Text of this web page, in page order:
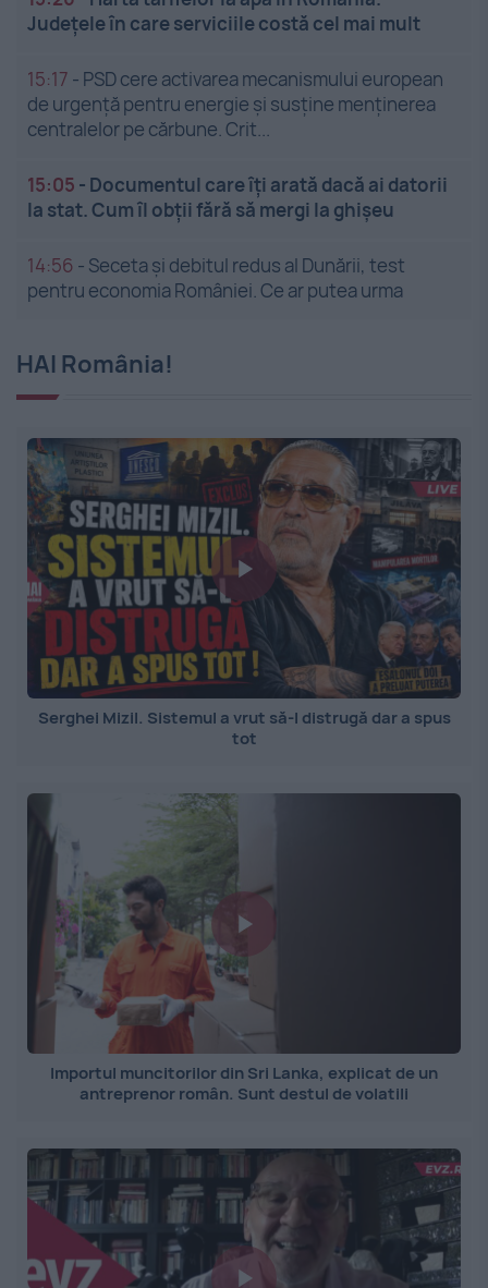
Județele în care serviciile costă cel mai mult
15:17 - PSD cere activarea mecanismului european
de urgență pentru energie și susține menținerea
centralelor pe cărbune. Crit...
15:05 - Documentul care îți arată dacă ai datorii
la stat. Cum îl obții fără să mergi la ghișeu
14:56 - Seceta și debitul redus al Dunării, test
pentru economia României. Ce ar putea urma
HAI România!
Serghei Mizil. Sistemul a vrut să-l distrugă dar a spus
tot
Importul muncitorilor din Sri Lanka, explicat de un
antreprenor român. Sunt destul de volatili